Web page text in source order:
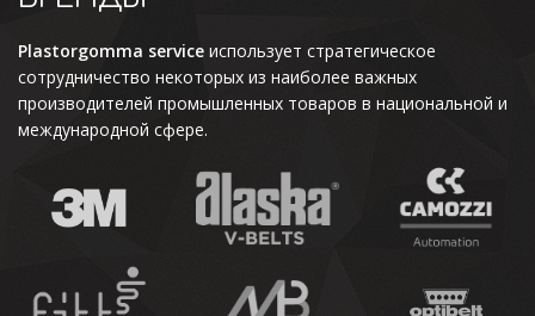
Plastorgomma service использует стратегическое
сотрудничество некоторых из наиболее важных
производителей промышленных товаров в национальной и
международной сфере.